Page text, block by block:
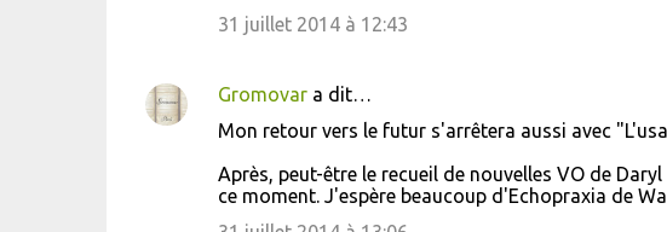
31 juillet 2014 à 12:43
Gromovara dit…
Mon retour vers le futur s'arrêtera aussi avec
Après, peut-être le recueil de nouvelles VO de
ce moment. J'espère beaucoup d'Echopraxia de